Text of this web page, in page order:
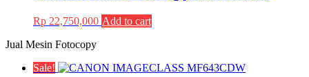
Rp 22,750,000 Add to cart
Jual Mesin Fotocopy
Sale!